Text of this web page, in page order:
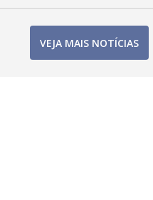
VEJA MAIS NOTÍCIAS